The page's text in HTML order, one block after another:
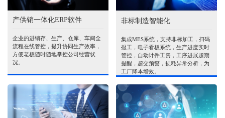
产供销一体化ERP软件
企业的进销存、生产、仓库、车间全
流程在线管控，提升协同生产效率，
方便老板随时随地掌控公司经营状
况。
非标制造智能化
集成MES系统，支持非标加工，扫码
报工，电子看板系统，生产进度实时
管控，自动计件工资，工序进展超期
提醒，超交预警，损耗异常分析，为
工厂降本增效。